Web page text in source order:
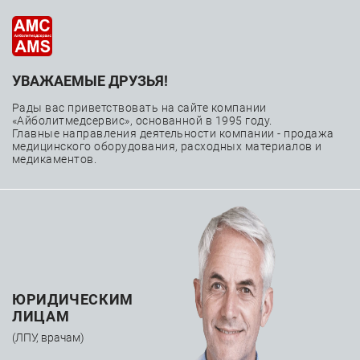
Ведение тахиаритмий
Главная — Каталог — Расходные материалы —
Интервенционная аритмология —
УВАЖАЕМЫЕ ДРУЗЬЯ!
Рады вас приветствовать на сайте компании
«Айболитмедсервис», основанной в 1995 году.
Главные направления деятельности компании - продажа
медицинского оборудования, расходных материалов и
медикаментов.
ЮРИДИЧЕСКИМ
ЛИЦАМ
(ЛПУ, врачам)